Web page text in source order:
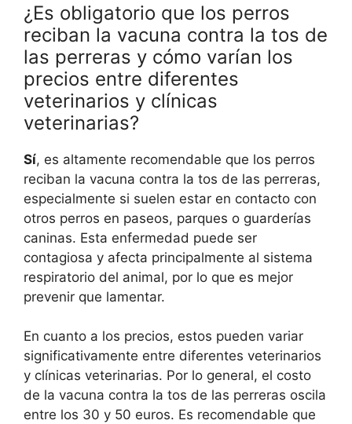
¿Es obligatorio que los perros
reciban la vacuna contra la tos de
las perreras y cómo varían los
precios entre diferentes
veterinarios y clínicas
veterinarias?
Sí, es altamente recomendable que los perros
reciban la vacuna contra la tos de las perreras,
especialmente si suelen estar en contacto con
otros perros en paseos, parques o guarderías
caninas. Esta enfermedad puede ser
contagiosa y afecta principalmente al sistema
respiratorio del animal, por lo que es mejor
prevenir que lamentar.
En cuanto a los precios, estos pueden variar
significativamente entre diferentes veterinarios
y clínicas veterinarias. Por lo general, el costo
de la vacuna contra la tos de las perreras oscila
entre los 30 y 50 euros. Es recomendable que